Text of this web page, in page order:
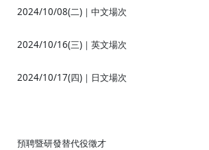
2024/10/08(二)｜中文場次
2024/10/16(三)｜英文場次
2024/10/17(四)｜日文場次
預聘暨研發替代役徵才